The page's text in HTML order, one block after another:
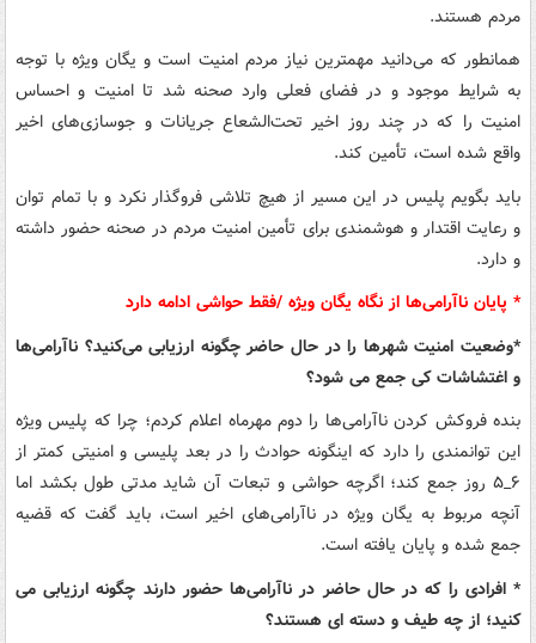
مردم هستند.
همانطور که می‌دانید مهمترین نیاز مردم امنیت است و یگان ویژه با توجه
به شرایط موجود و در فضای فعلی وارد صحنه شد تا امنیت و احساس
امنیت را که در چند روز اخیر تحت‌الشعاع جریانات و جوسازی‌های اخیر
واقع شده است، تأمین کند.
باید بگویم پلیس در این مسیر از هیچ تلاشی فروگذار نکرد و با تمام توان
و رعایت اقتدار و هوشمندی برای تأمین امنیت مردم در صحنه حضور داشته
و دارد.
* پایان ناآرامی‌ها از نگاه یگان ویژه /فقط حواشی ادامه دارد
*وضعیت امنیت شهرها را در حال حاضر چگونه ارزیابی می‌کنید؟ ناآرامی‌ها
و اغتشاشات کی جمع می شود؟
بنده فروکش کردن ناآرامی‌ها را دوم مهرماه اعلام کردم؛ چرا که پلیس ویژه
این توانمندی را دارد که اینگونه حوادث را در بعد پلیسی و امنیتی کمتر از
۶_۵ روز جمع کند؛ اگرچه حواشی و تبعات آن شاید مدتی طول بکشد اما
آنچه مربوط به یگان ویژه در ناآرامی‌های اخیر است، باید گفت که قضیه
جمع شده و پایان یافته است.
* افرادی را که در حال حاضر در ناآرامی‌ها حضور دارند چگونه ارزیابی می
کنید؛ از چه طیف و دسته ای هستند؟